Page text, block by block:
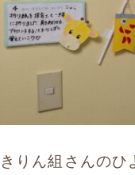
きりん組さんのひ